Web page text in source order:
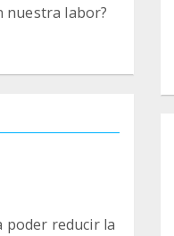
nuestra labor?
poder reducir la